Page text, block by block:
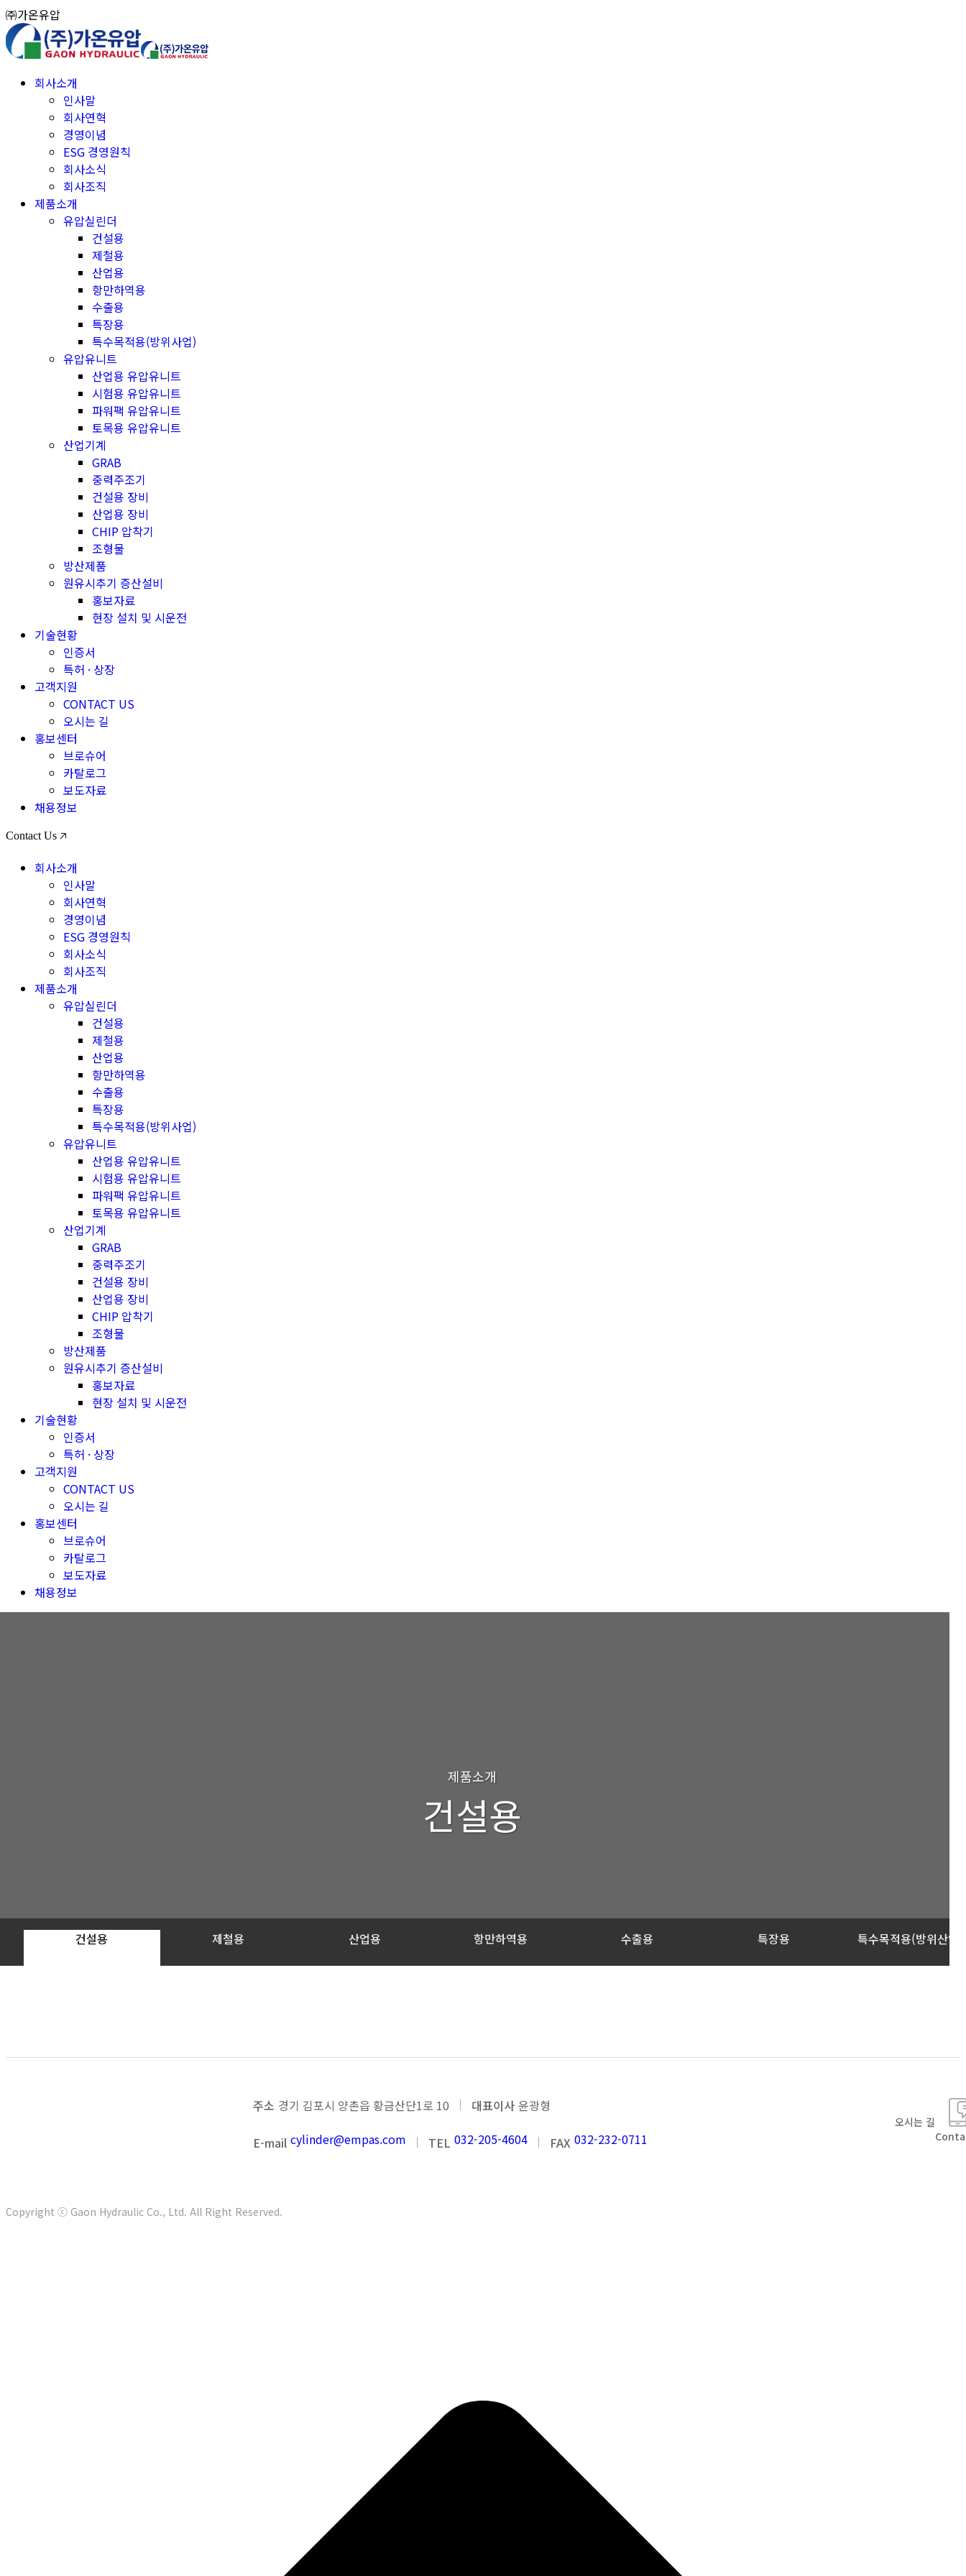
Skip
to
content
㈜가온유압
회사소개
인사말
회사연혁
경영이념
ESG 경영원칙
회사소식
회사조직
제품소개
유압실린더
건설용
제철용
산업용
항만하역용
수출용
특장용
특수목적용(방위사업)
유압유니트
산업용 유압유니트
시험용 유압유니트
파워팩 유압유니트
토목용 유압유니트
산업기계
GRAB
중력주조기
건설용 장비
산업용 장비
CHIP 압착기
조형물
방산제품
원유시추기 증산설비
홍보자료
현장 설치 및 시운전
기술현황
인증서
특허 · 상장
고객지원
CONTACT US
오시는 길
홍보센터
브로슈어
카탈로그
보도자료
채용정보
Contact Us 🡥
회사소개
인사말
회사연혁
경영이념
ESG 경영원칙
회사소식
회사조직
제품소개
유압실린더
건설용
제철용
산업용
항만하역용
수출용
특장용
특수목적용(방위사업)
유압유니트
산업용 유압유니트
시험용 유압유니트
파워팩 유압유니트
토목용 유압유니트
산업기계
GRAB
중력주조기
건설용 장비
산업용 장비
CHIP 압착기
조형물
방산제품
원유시추기 증산설비
홍보자료
현장 설치 및 시운전
기술현황
인증서
특허 · 상장
고객지원
CONTACT US
오시는 길
홍보센터
브로슈어
카탈로그
보도자료
채용정보
제품소개
건설용
건설용 제철용 산업용 항만하역용 수출용 특장용 특수목적용(방위산업)
주소 경기 김포시 양촌읍 황금산단1로 10 대표이사 윤광형
E-mail cylinder@empas.com TEL 032-205-4604 FAX 032-232-0711
오시는 길
Copyright ⓒ Gaon Hydraulic Co., Ltd. All Right Reserved.